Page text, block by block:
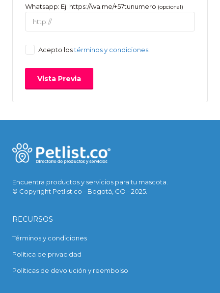
Whatsapp: Ej: https://wa.me/+57tunumero (opcional)
Acepto lostérminos y condiciones
Encuentra productos y servicios para tu mascota.
© Copyright Petlist.co - Bogotá, CO - 2025.
RECURSOS
Términos y condiciones
Política de privacidad
Políticas de devolución y reembolso